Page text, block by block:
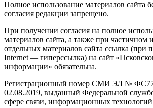
Полное использование материалов сайта
согласия редакции запрещено.
При получении согласия на полное
материалов сайта, а также при частичном
отдельных материалов сайта ссылка (при
Internet — гиперссылка) на сайт
информации» обязательна.
Регистрационный номер СМИ ЭЛ №
02.08.2019, выданный Федеральной
сфере связи, информационных